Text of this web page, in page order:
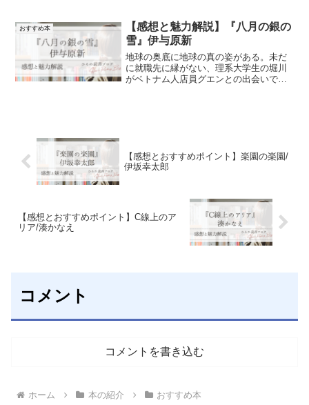
うバトンを渡し繋がっていくシリーズ続
編。
おすすめ本
【感想と魅力解説】『八月の銀の
雪』伊与原新
地球の奥底に地球の真の姿がある。未だ
に就職先に縁がない、理系大学生の堀川
がベトナム人店員グエンとの出会いで、
【感想とおすすめポイント】楽園の楽園/
伊坂幸太郎
【感想とおすすめポイント】C線上のア
リア/湊かなえ
コメント
コメントを書き込む
ホーム 本の紹介 おすすめ本